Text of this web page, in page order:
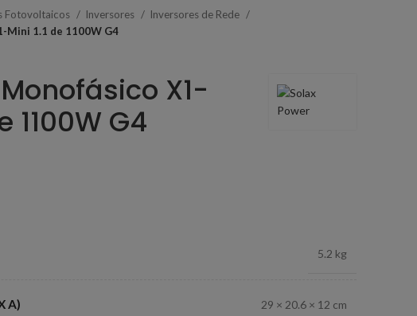
Fotovoltaicos Inversores
Inversores de Rede
Mini 1.1 de 1100W G4
X1-
1100W G4
5.2 kg
A) 29 × 20.6 × 12 cm